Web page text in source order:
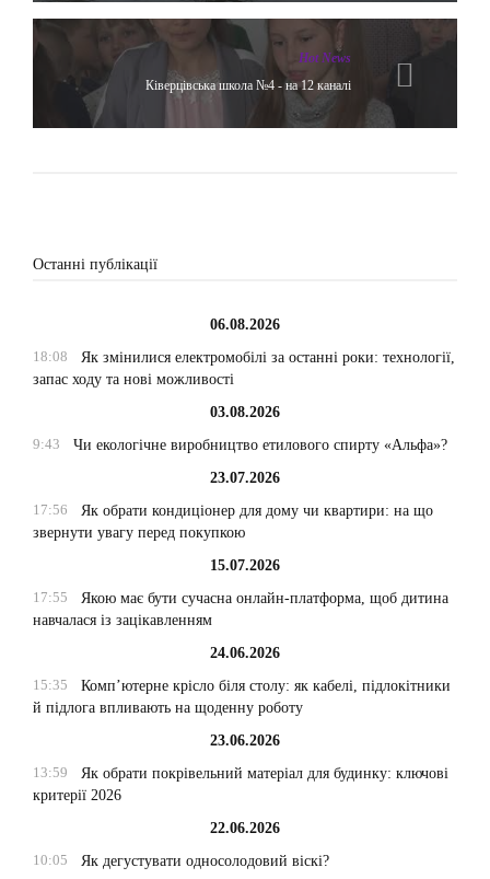
Hot News
Ківерцівська школа №4 - на 12 каналі
Останні публікації
06.08.2026
18:08
Як змінилися електромобілі за останні роки: технології,
запас ходу та нові можливості
03.08.2026
9:43
Чи екологічне виробництво етилового спирту «Альфа»?
23.07.2026
17:56
Як обрати кондиціонер для дому чи квартири: на що
звернути увагу перед покупкою
15.07.2026
17:55
Якою має бути сучасна онлайн-платформа, щоб дитина
навчалася із зацікавленням
24.06.2026
15:35
Комп’ютерне крісло біля столу: як кабелі, підлокітники
й підлога впливають на щоденну роботу
23.06.2026
13:59
Як обрати покрівельний матеріал для будинку: ключові
критерії 2026
22.06.2026
10:05
Як дегустувати односолодовий віскі?